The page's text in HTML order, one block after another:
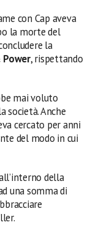
con Cap aveva
la morte del
la
, rispettando
mai voluto
società. Anche
cercato per anni
del modo in cui
della
una somma di